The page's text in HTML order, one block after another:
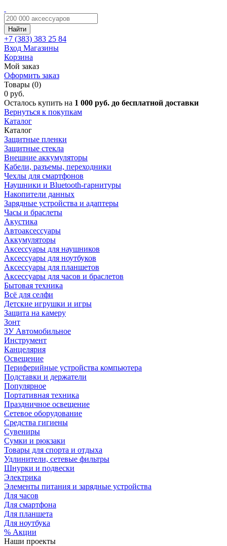
Найти
+7 (383) 383 25 84
Вход Магазины
Корзина
Мой заказ
Оформить заказ
Товары (0)
0 руб.
Осталось купить на 1 000 руб. до бесплатной доставки
Вернуться к покупкам
Каталог
Каталог
Защитные пленки
Защитные стекла
Внешние аккумуляторы
Кабели, разъемы, переходники
Чехлы для смартфонов
Наушники и Bluetooth-гарнитуры
Накопители данных
Зарядные устройства и адаптеры
Часы и браслеты
Акустика
Автоаксессуары
Аккумуляторы
Аксессуары для наушников
Аксессуары для ноутбуков
Аксессуары для планшетов
Аксессуары для часов и браслетов
Бытовая техника
Всё для селфи
Детские игрушки и игры
Защита на камеру
Зонт
ЗУ Автомобильное
Инструмент
Канцелярия
Освещение
Периферийные устройства компьютера
Подставки и держатели
Популярное
Портативная техника
Праздничное освещение
Сетевое оборудование
Средства гигиены
Сувениры
Сумки и рюкзаки
Товары для спорта и отдыха
Удлинители, сетевые фильтры
Шнурки и подвески
Электрика
Элементы питания и зарядные устройства
Для часов
Для смартфона
Для планшета
Для ноутбука
% Акции
Наши проекты